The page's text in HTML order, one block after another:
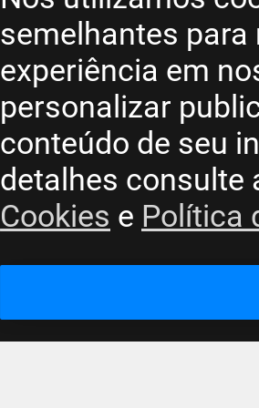
semelhantes para
experiência em
personalizar
conteúdo de seu
detalhes consulte
Cookies e Política